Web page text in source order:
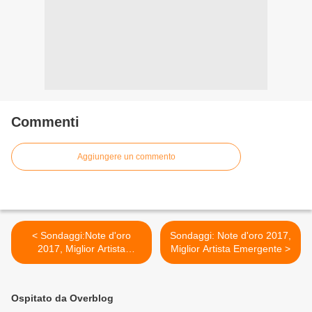
Commenti
Aggiungere un commento
< Sondaggi:Note d'oro
2017, Miglior Artista
Maschile
Sondaggi: Note d'oro 2017,
Miglior Artista Emergente >
Ospitato da Overblog